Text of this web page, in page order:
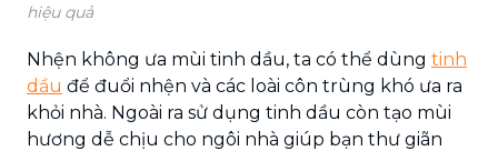
hiệu quả
Nhện không ưa mùi tinh dầu, ta có thể dùng tinh
dầu để đuổi nhện và các loài côn trùng khó ưa ra
khỏi nhà. Ngoài ra sử dụng tinh dầu còn tạo mùi
hương dễ chịu cho ngôi nhà giúp bạn thư giãn